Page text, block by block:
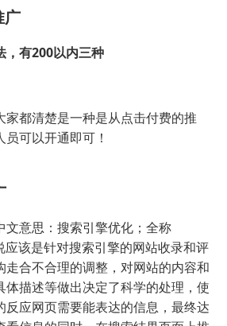
广
，有200以内三种
家都清楚是一种是从点击付费的推
可以开通即可！
文意思：搜索引擎优化；全称
应该是针对搜索引擎的网站收录和评
走合不合理的调整，对网站的内容和
体描述等做出决定了科学的处理，使
反应网页需要能表达的信息，最终达